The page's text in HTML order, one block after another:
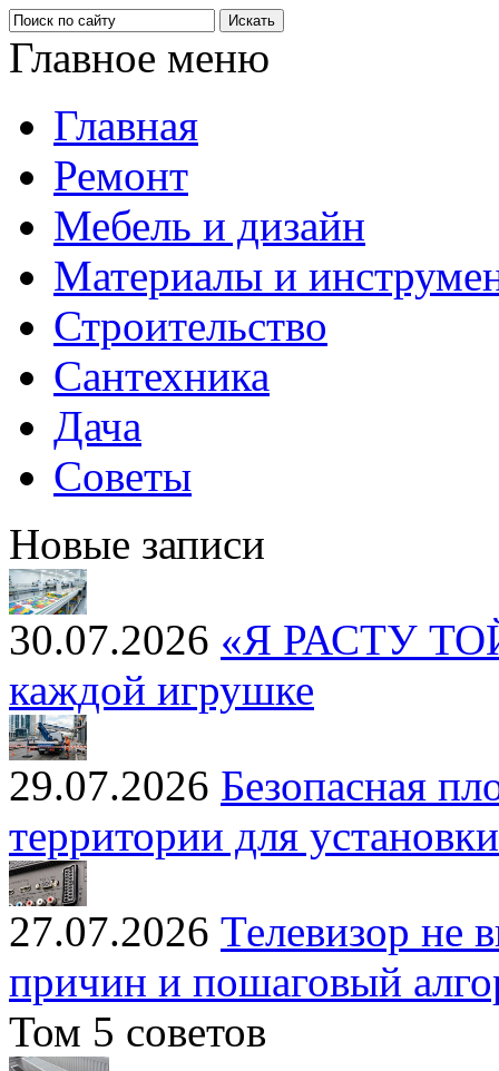
Главное меню
Главная
Ремонт
Мебель и дизайн
Материалы и
Строительство
Сантехника
Дача
Советы
Новые записи
30.07.2026 «Я РАСТУ
каждой игрушке
29.07.2026 Безопасная
территории для
27.07.2026 Телевизор не
причин и пошаговый
Том 5 советов